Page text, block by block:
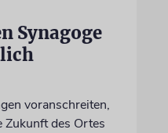
Synagoge
voranschreiten,
Zukunft des Ortes